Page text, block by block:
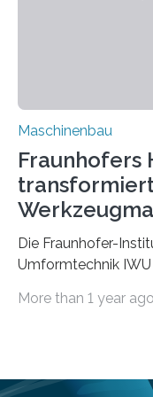
Maschinenbau
Fraunhofers
Die Fraunhofer-
Umformtechnik
Durchbruch in der
partikelgefüllten
More than 1 year ago